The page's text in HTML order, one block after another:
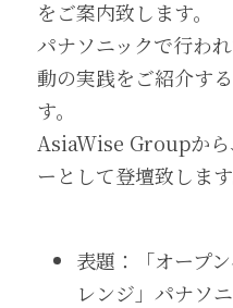
をご案内致します。
パナソニックで行わ
動の実践をご紹介す
す。
AsiaWise Groupから
ーとして登壇致します
表題：「オープ
レンジ」パナソ